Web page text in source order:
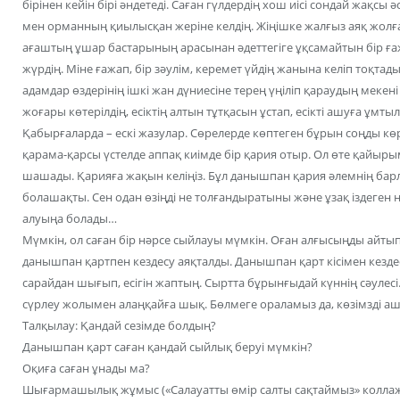
бірінен кейін бірі әндетеді. Саған гүлдердің хош иісі сондай
мен орманның қиылысқан жеріне келдің. Жіңішке жалғыз аяқ
ағаштың ұшар бастарының арасынан әдеттегіге ұқсамайтын бір
жүрдің. Міне ғажап, бір зәулім, керемет үйдің жанына келіп
адамдар өздерінің ішкі жан дүниесіне терең үңіліп қараудың
жоғары көтерілдің, есіктің алтын тұтқасын ұстап, есікті ашуға
Қабырғаларда – ескі жазулар. Сөрелерде көптеген бұрын соңды
қарама-қарсы үстелде аппақ киімде бір қария отыр. Ол өте
шашады. Қарияға жақын келіңіз. Бұл данышпан қария әлемнің
болашақты. Сен одан өзіңді не толғандыратыны және ұзақ
алуыңа болады…
Мүмкін, ол саған бір нәрсе сыйлауы мүмкін. Оған алғысыңды
данышпан қартпен кездесу аяқталды. Данышпан қарт кісімен
сарайдан шығып, есігін жаптың. Сыртта бұрынғыдай күннің
сүрлеу жолымен алаңқайға шық. Бөлмеге ораламыз да, көзімзді
Талқылау: Қандай сезімде болдың?
Данышпан қарт саған қандай сыйлық беруі мүмкін?
Оқиға саған ұнады ма?
Шығармашылық жұмыс («Салауатты өмір салты сақтаймыз»